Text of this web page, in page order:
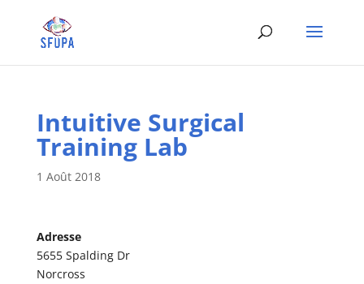
Intuitive Surgical
Training Lab
1 Août 2018
Adresse
5655 Spalding Dr
Norcross